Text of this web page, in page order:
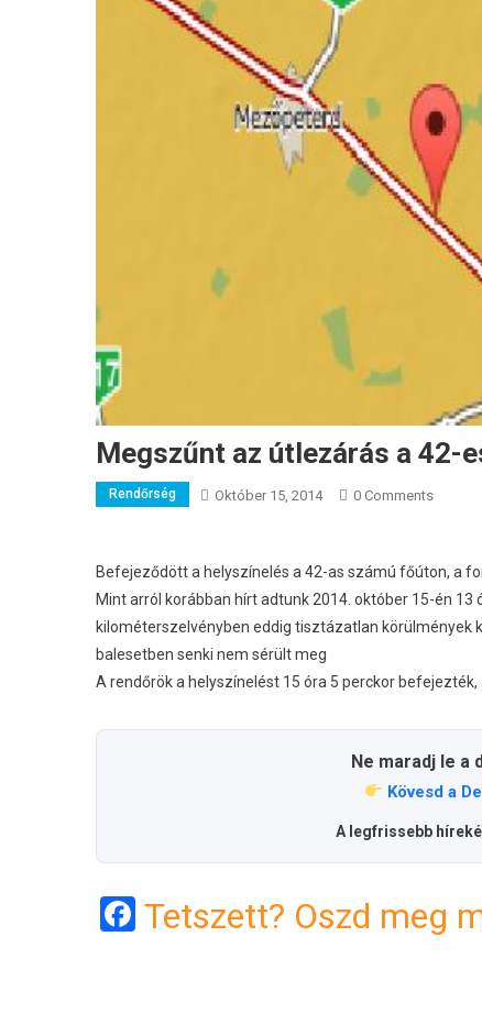
Megszűnt az útlezárás a 42-
Rendőrség Október 15, 2014 0 Comments
Befejeződött a helyszínelés a 42-as számú főúton, a
Mint arról korábban hírt adtunk 2014. október 15-én
kilométerszelvényben eddig tisztázatlan
balesetben senki nem sérült meg
A rendőrök a helyszínelést 15 óra 5 perckor
Ne maradj le a
Kövesd a
A legfrissebb
Facebook
Tetszett? Oszd meg